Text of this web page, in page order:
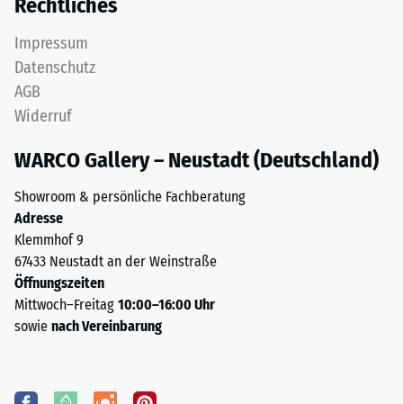
Rechtliches
Impressum
Datenschutz
AGB
Widerruf
WARCO Gallery – Neustadt (Deutschland)
Showroom & persönliche Fachberatung
Adresse
Klemmhof 9
67433 Neustadt an der Weinstraße
Öffnungszeiten
Mittwoch–Freitag 10:00–16:00 Uhr
sowie nach Vereinbarung